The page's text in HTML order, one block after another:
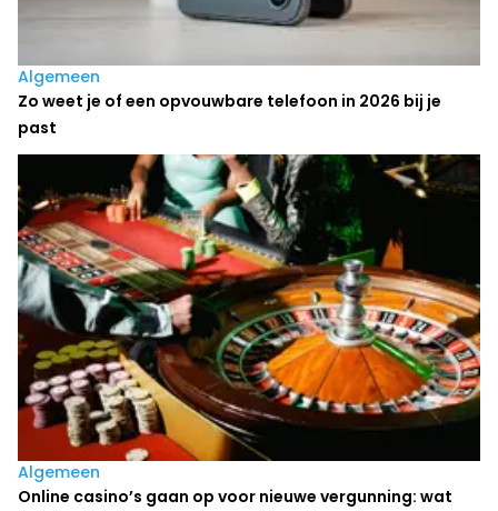
Algemeen
Zo weet je of een opvouwbare telefoon in 2026 bij je
past
Algemeen
Online casino’s gaan op voor nieuwe vergunning: wat